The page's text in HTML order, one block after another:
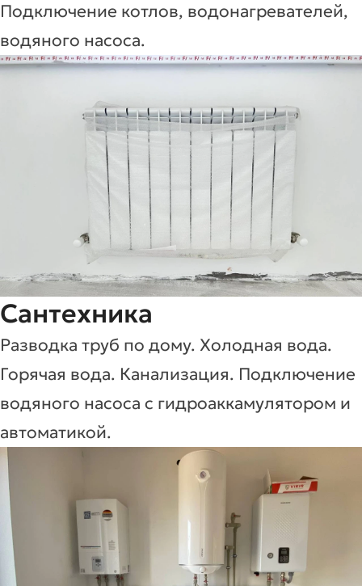
Подключение котлов, водонагревателей,
водяного насоса.
Сантехника
Разводка труб по дому. Холодная вода.
Горячая вода. Канализация. Подключение
водяного насоса с гидроаккамулятором и
автоматикой.